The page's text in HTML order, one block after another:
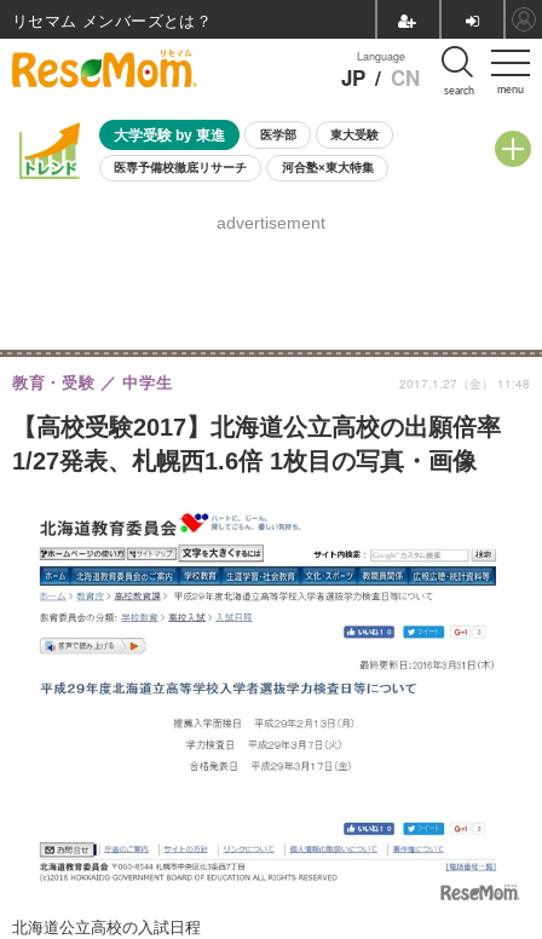
menu
Language
JP / CN search
大学受験 by 東進 医学部 東大受験
医専予備校徹底リサーチ 河合塾×東大特集
8月開催学校説明会・相談会
advertisement
【高校受験2017】北海道公立高校の出願倍率
1/27発表、札幌西1.6倍 1枚目の写真・画像
教育・受験 中学生 2017.1.27（金） 11:48
北海道公立高校の入試日程
リセマム メンバーズ